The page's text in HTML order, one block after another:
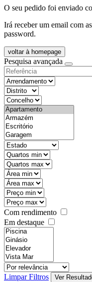
O seu pedido foi enviado
Irá receber um email com
password.
voltar à homepage
Pesquisa avançada
Com rendimento
Em destaque
Limpar Filtros Ver